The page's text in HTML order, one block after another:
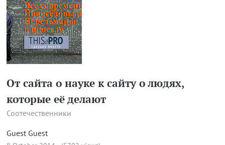
От сайта о науке к сайту о людях,
которые её делают
Соотечественники
Guest Guest